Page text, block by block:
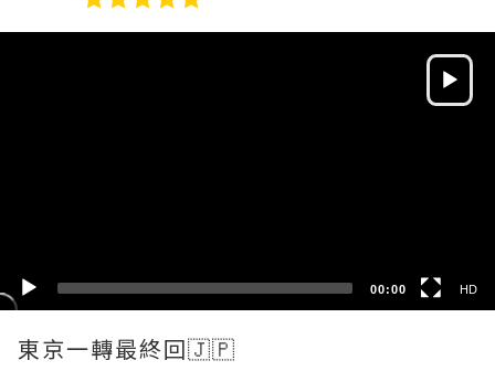
00:00 HD
東京一轉最終回🇯🇵